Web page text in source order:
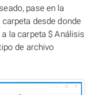
pase en la
desde donde
la carpeta $ Análisis
de archivo